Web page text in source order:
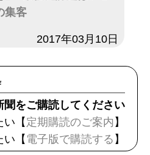
集客
2017年03月10日
をご購読してください
い【 定期購読のご案内 】
い【 電子版で購読する 】